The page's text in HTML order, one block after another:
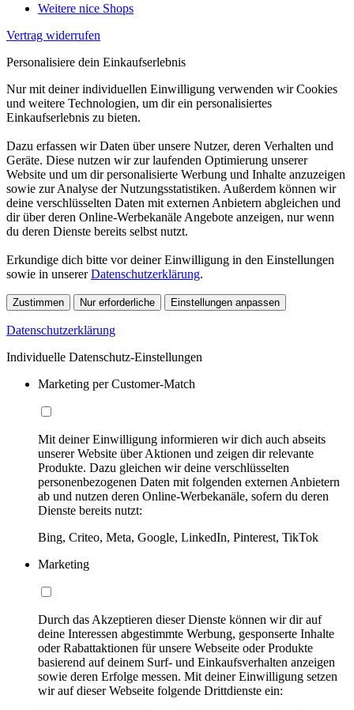
Weitere nice Shops
Vertrag widerrufen
Personalisiere dein Einkaufserlebnis
Nur mit deiner individuellen Einwilligung verwenden wir Cookies
und weitere Technologien, um dir ein personalisiertes
Einkaufserlebnis zu bieten.
Dazu erfassen wir Daten über unsere Nutzer, deren Verhalten und
Geräte. Diese nutzen wir zur laufenden Optimierung unserer
Website und um dir personalisierte Werbung und Inhalte anzuzeigen
sowie zur Analyse der Nutzungsstatistiken. Außerdem können wir
deine verschlüsselten Daten mit externen Anbietern abgleichen und
dir über deren Online-Werbekanäle Angebote anzeigen, nur wenn
du deren Dienste bereits selbst nutzt.
Erkundige dich bitte vor deiner Einwilligung in den Einstellungen
sowie in unsererDatenschutzerklärung.
Zustimmen Nur erforderliche Einstellungen anpassen
Datenschutzerklärung
Individuelle Datenschutz-Einstellungen
Marketing per Customer-Match
Mit deiner Einwilligung informieren wir dich auch abseits
unserer Website über Aktionen und zeigen dir relevante
Produkte. Dazu gleichen wir deine verschlüsselten
personenbezogenen Daten mit folgenden externen Anbietern
ab und nutzen deren Online-Werbekanäle, sofern du deren
Dienste bereits nutzt:
Bing, Criteo, Meta, Google, LinkedIn, Pinterest, TikTok
Marketing
Durch das Akzeptieren dieser Dienste können wir dir auf
deine Interessen abgestimmte Werbung, gesponserte Inhalte
oder Rabattaktionen für unsere Webseite oder Produkte
basierend auf deinem Surf- und Einkaufsverhalten anzeigen
sowie deren Erfolge messen. Mit deiner Einwilligung setzen
wir auf dieser Webseite folgende Drittdienste ein: